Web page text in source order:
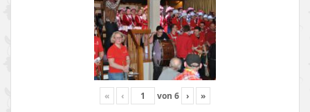
« ‹ von 6 › »